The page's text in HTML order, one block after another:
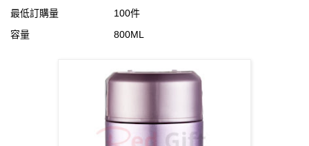
最低訂購量
100件
容量
800ML